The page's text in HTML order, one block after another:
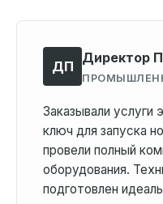
ДП
Директор
Заказывали услуги
ключ для запуска
провели полный
оборудования.
подготовлен